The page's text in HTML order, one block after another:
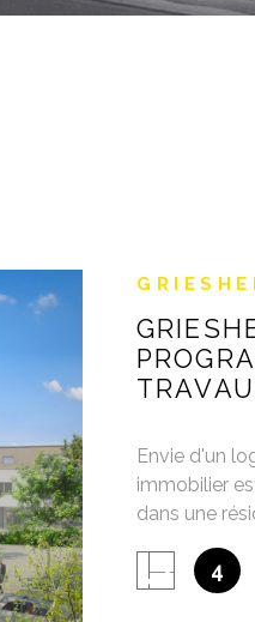
Envie d'un
immobilier
dans une
disponibles
4